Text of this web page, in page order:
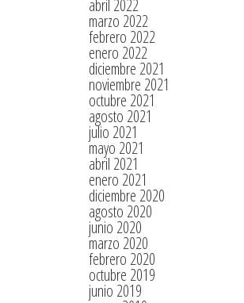
abril 2022
marzo 2022
febrero 2022
enero 2022
diciembre 2021
noviembre 2021
octubre 2021
agosto 2021
julio 2021
mayo 2021
abril 2021
enero 2021
diciembre 2020
agosto 2020
junio 2020
marzo 2020
febrero 2020
octubre 2019
junio 2019